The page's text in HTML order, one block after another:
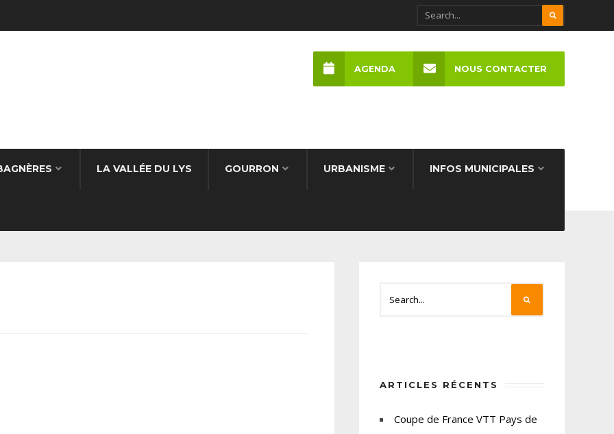
LA VALLÉE DU LYS GOURRON URBANISME INFOS MUNICIPALES
AGENDA NOUS CONTACTER
ARTICLES RÉCENTS
Coupe de France VTT Pays de